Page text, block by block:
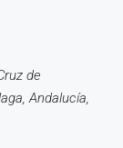
de
Andalucía,